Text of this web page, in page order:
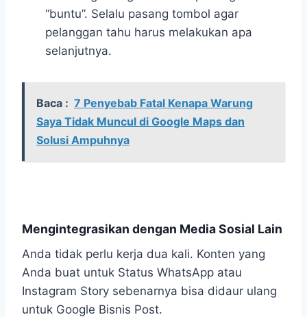
“buntu”. Selalu pasang tombol agar
pelanggan tahu harus melakukan apa
selanjutnya.
Baca : 7 Penyebab Fatal Kenapa Warung
Saya Tidak Muncul di Google Maps dan
Solusi Ampuhnya
Mengintegrasikan dengan Media Sosial Lain
Anda tidak perlu kerja dua kali. Konten yang
Anda buat untuk Status WhatsApp atau
Instagram Story sebenarnya bisa didaur ulang
untuk Google Bisnis Post.